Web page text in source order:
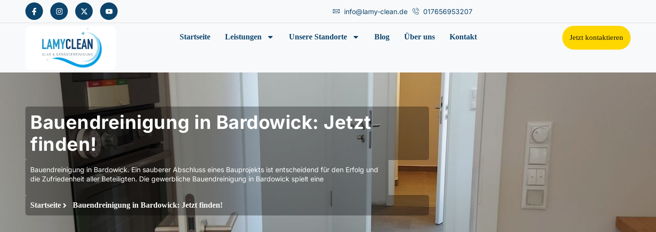
info@lamy-clean.de 017656953207
Startseite Leistungen Unsere Standorte Blog Über uns Kontakt Jetzt kontaktieren
Bauendreinigung in Bardowick: Jetzt
finden!
Bauendreinigung in Bardowick. Ein sauberer Abschluss eines Bauprojekts ist entscheidend für den Erfolg und
die Zufriedenheit aller Beteiligten. Die gewerbliche Bauendreinigung in Bardowick spielt eine
Startseite Bauendreinigung in Bardowick: Jetzt finden!